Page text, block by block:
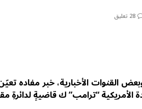
28 تعليق
القنوات الأخبارية، خبر مفاده
الأمريكية “ترامب” ك قاضيةِِ لدائرةِ